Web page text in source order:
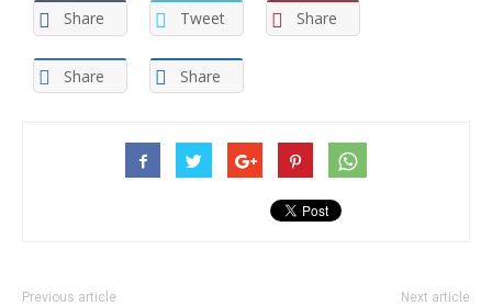
Share Tweet Share
Share Share
Previous article Next article